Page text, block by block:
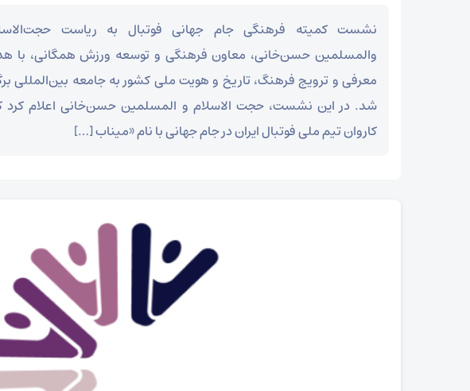
نشست کمیته فرهنگی جام جهانی فوتبال به ریاست
والمسلمین حسن‌خانی، معاون فرهنگی و توسعه ورزش همگانی، با
معرفی و ترویج فرهنگ، تاریخ و هویت ملی کشور به جامعه بین‌المللی
شد. در این نشست، حجت الاسلام و المسلمین حسن‌خانی اعلام کرد
کاروان تیم ملی فوتبال ایران در جام جهانی با نام «میناب […]